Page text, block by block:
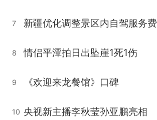
7 新疆优化调整景区内自驾服务费
8 情侣平潭拍日出坠崖1死1伤
9 《欢迎来龙餐馆》口碑
10 央视新主播李秋莹孙亚鹏亮相